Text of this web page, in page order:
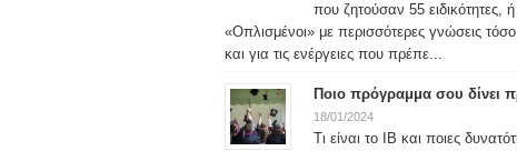
που ζητούσαν 55 ειδικότητες,
«Οπλισμένοι» με περισσότερες γνώσεις
και για τις ενέργειες που πρέπε...
Ποιο πρόγραμμα σου δίνει
18/01/2024
Τι είναι το IB και ποιες